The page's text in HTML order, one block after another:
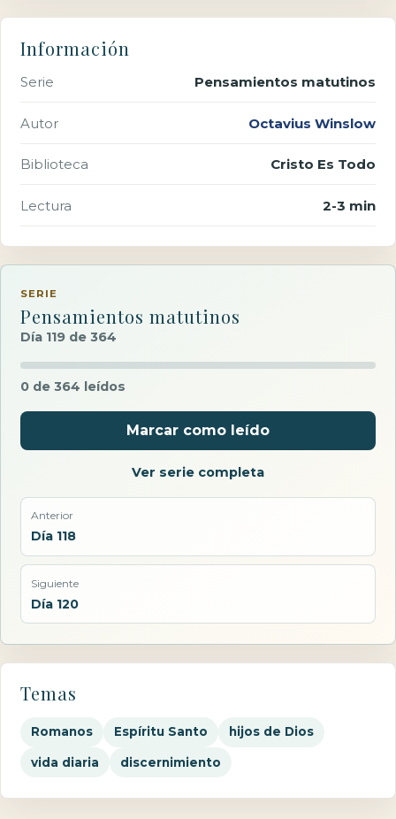
Información
Serie Pensamientos matutinos
Autor Octavius Winslow
Biblioteca Cristo Es Todo
Lectura 2-3 min
SERIE
Pensamientos matutinos
Día 119 de 364
0 de 364 leídos
Marcar como leído
Ver serie completa
Anterior
Día 118
Siguiente
Día 120
Temas
Romanos Espíritu Santo hijos de Dios
vida diaria discernimiento